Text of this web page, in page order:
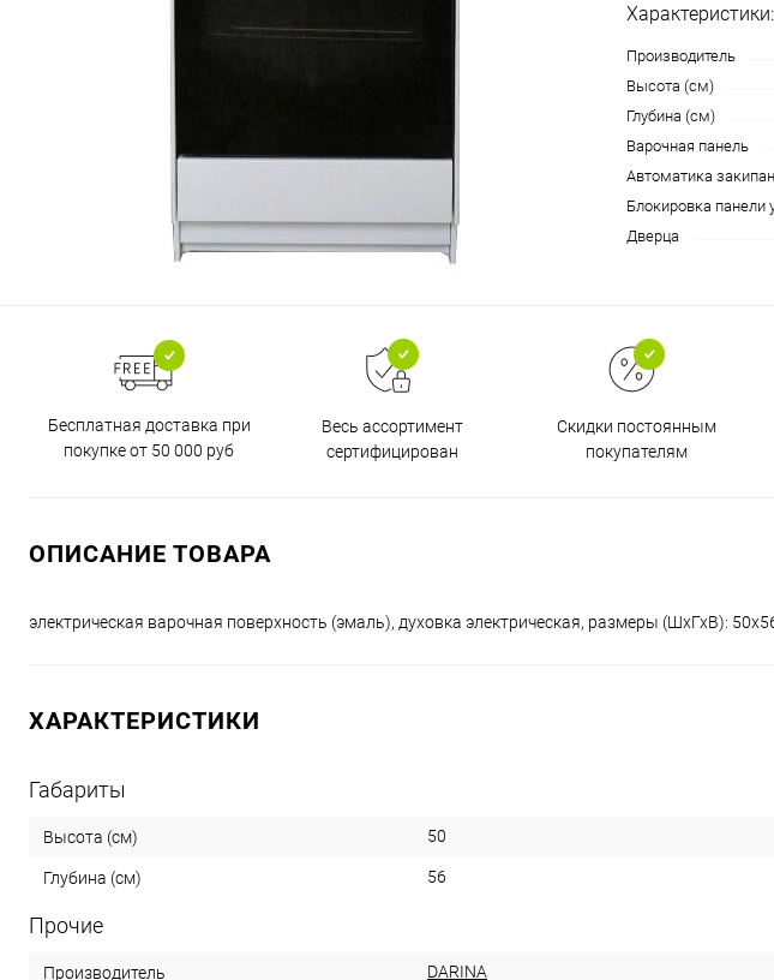
Характеристики:
Производитель
Высота (см)
Глубина (см)
Варочная панель
Автоматика
Блокировка панели
Дверца
Бесплатная доставка при
покупке от 50 000 руб
Весь ассортимент
сертифицирован
Скидки постоянным
покупателям
ОПИСАНИЕ ТОВАРА
электрическая варочная поверхность (эмаль), духовка электрическая, размеры (ШхГхВ):
ХАРАКТЕРИСТИКИ
Габариты
Высота (см) 50
Глубина (см) 56
Прочие
Производитель DARINA